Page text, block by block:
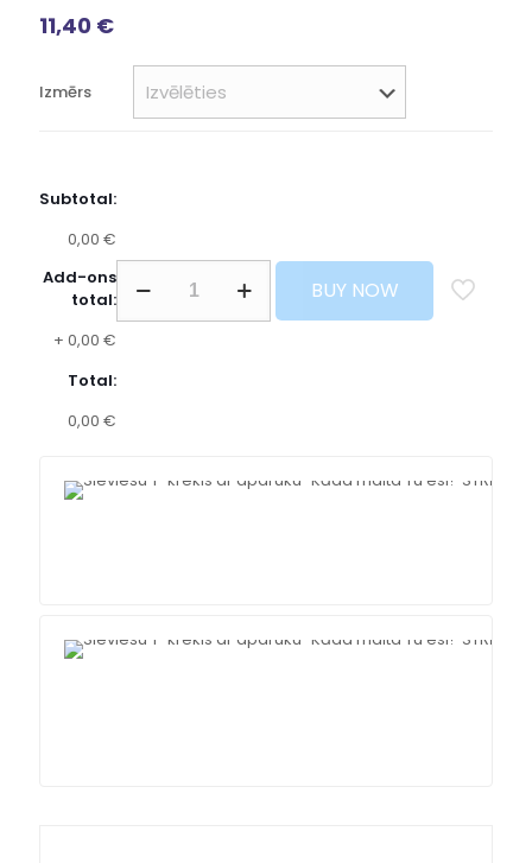
11,40 €
Izmērs
Subtotal:
0,00 €
Add-ons
total:
+ 0,00 €
Total:
0,00 €
BUY NOW